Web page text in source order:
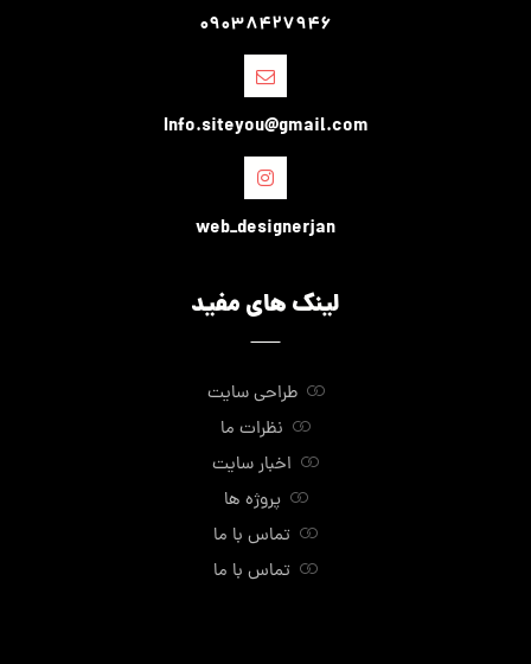
09038427946
Info.siteyou@gmail.com
web_designerjan
لینک های مفید
طراحی سایت
نظرات ما
اخبار سایت
پروژه ها
تماس با ما
تماس با ما